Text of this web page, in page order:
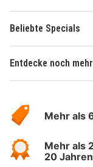
Beliebte Specials
Entdecke noch
Hotelspecials
Mehr als
Mehr als
20 Jahren